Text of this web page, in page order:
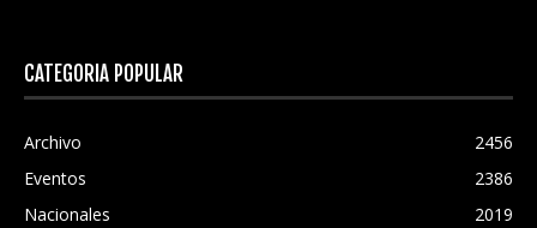
CATEGORÍA POPULAR
Archivo
2456
Eventos
2386
Nacionales
2019